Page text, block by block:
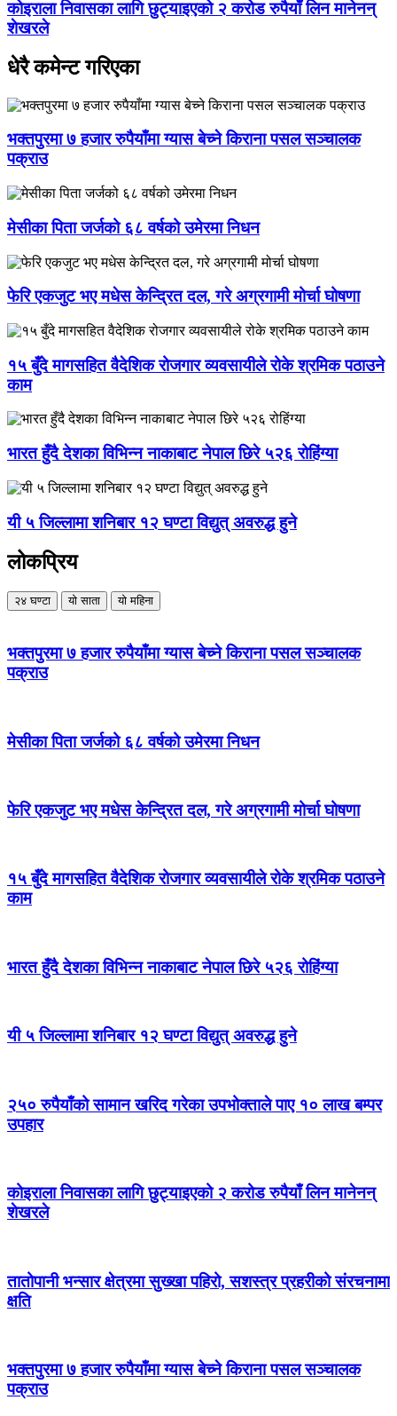
कोइराला निवासका लागि छुट्याइएको २ करोड रुपैयाँ लिन मानेनन्
शेखरले
धेरै कमेन्ट गरिएका
भक्तपुरमा ७ हजार रुपैयाँमा ग्यास बेच्ने किराना पसल सञ्चालक
पक्राउ
मेसीका पिता जर्जको ६८ वर्षको उमेरमा निधन
फेरि एकजुट भए मधेस केन्द्रित दल, गरे अग्रगामी मोर्चा घोषणा
१५ बुँदे मागसहित वैदेशिक रोजगार व्यवसायीले रोके श्रमिक पठाउने
काम
भारत हुँदै देशका विभिन्न नाकाबाट नेपाल छिरे ५२६ रोहिंग्या
यी ५ जिल्लामा शनिबार १२ घण्टा विद्युत् अवरुद्ध हुने
लोकप्रिय
२४ घण्टा यो साता यो महिना
भक्तपुरमा ७ हजार रुपैयाँमा ग्यास बेच्ने किराना पसल सञ्चालक
पक्राउ
मेसीका पिता जर्जको ६८ वर्षको उमेरमा निधन
फेरि एकजुट भए मधेस केन्द्रित दल, गरे अग्रगामी मोर्चा घोषणा
१५ बुँदे मागसहित वैदेशिक रोजगार व्यवसायीले रोके श्रमिक पठाउने
काम
भारत हुँदै देशका विभिन्न नाकाबाट नेपाल छिरे ५२६ रोहिंग्या
यी ५ जिल्लामा शनिबार १२ घण्टा विद्युत् अवरुद्ध हुने
२५० रुपैयाँको सामान खरिद गरेका उपभोक्ताले पाए १० लाख बम्पर
उपहार
कोइराला निवासका लागि छुट्याइएको २ करोड रुपैयाँ लिन मानेनन्
शेखरले
तातोपानी भन्सार क्षेत्रमा सुख्खा पहिरो, सशस्त्र प्रहरीको संरचनामा
क्षति
भक्तपुरमा ७ हजार रुपैयाँमा ग्यास बेच्ने किराना पसल सञ्चालक
पक्राउ